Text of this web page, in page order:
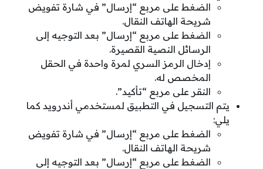
الضغط على مربع “إرسال” في شارة تفويض
شريحة الهاتف النقال.
الضغط على مربع “إرسال” بعد التوجيه إلى
الرسائل النصية القصيرة.
إدخال الرمز السري لمرة واحدة في الحقل
المخصص له.
النقر على مربع “تأكيد”.
يتم التسجيل في التطبيق لمستخدمي أندرويد كما
يلي:
الضغط على مربع “إرسال” في شارة تفويض
شريحة الهاتف النقال.
الضغط على مربع “إرسال” بعد التوجيه إلى